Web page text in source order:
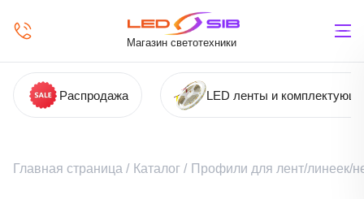
Магазин светотехники
Распродажа LED ленты и
Главная страница / Каталог / Профили для лент/линеек/